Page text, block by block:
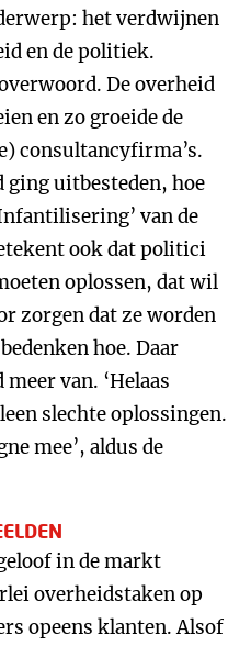
het verdwijnen
en de politiek.
De overheid
en zo groeide de
consultancyfirma’s.
ging uitbesteden, hoe
van de
ook dat politici
oplossen, dat wil
zorgen dat ze worden
hoe. Daar
van. ‘Helaas
slechte oplossingen.
mee’, aldus de
in de markt
overheidstaken op
opeens klanten. Alsof